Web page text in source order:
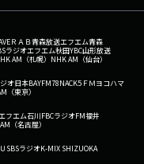
ＲＡＢ青森放送エフエム青森
ラジオエフエム秋田YBC山形放送
AM（札幌） NHK AM（仙台）
オ日本BAYFM78NACK5 ＦＭヨコハマ
（東京）
フエム石川FBCラジオFM福井
（名古屋）
SBSラジオK-MIX SHIZUOKA